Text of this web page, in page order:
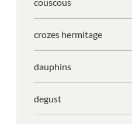
crozes hermitage
dauphins
degust